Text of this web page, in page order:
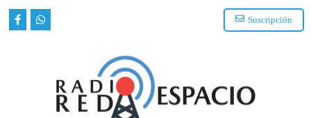
Suscripción